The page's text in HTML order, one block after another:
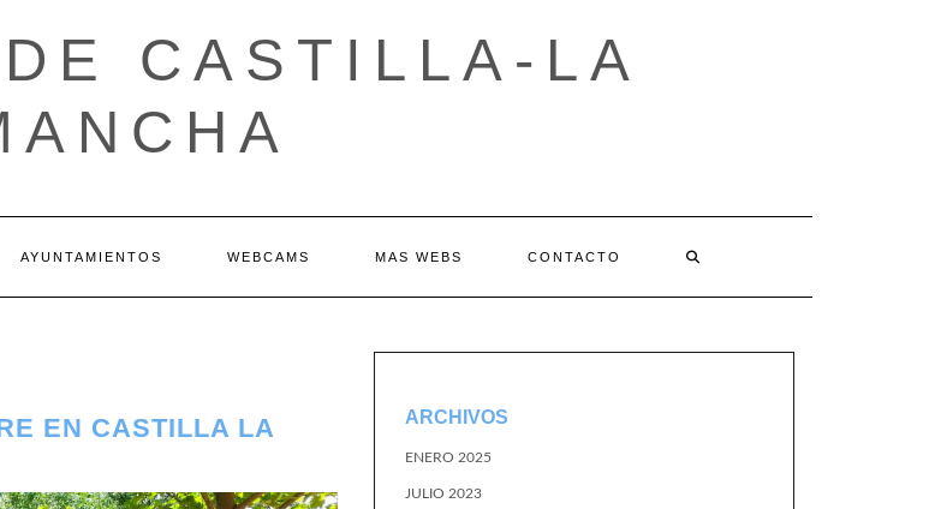
CASTILLA-LA
AYUNTAMIENTOS WEBCAMS MAS WEBS CONTACTO
EN CASTILLA LA
ARCHIVOS
ENERO 2025
JULIO 2023